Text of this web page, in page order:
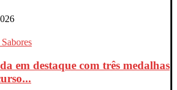
em destaque com três medalhas